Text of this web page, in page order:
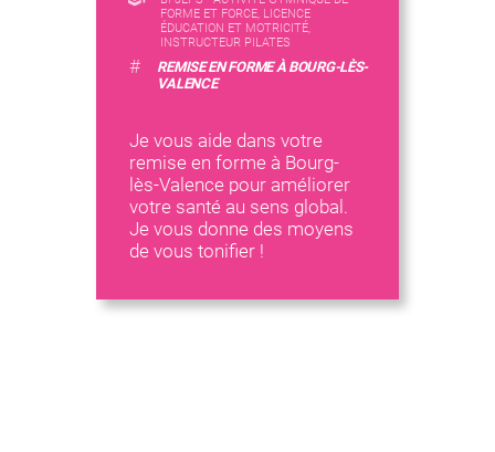
FORME ET FORCE, LICENCE
ÉDUCATION ET MOTRICITÉ,
INSTRUCTEUR PILATES
#
REMISE EN FORME À BOURG-LÈS-
VALENCE
Je vous aide dans votre
remise en forme à Bourg-
lès-Valence pour améliorer
votre santé au sens global.
Je vous donne des moyens
de vous tonifier !